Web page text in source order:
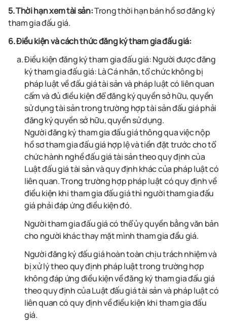
5. Thời hạn xem tài sản:Trong thời hạn bán hồ sơ đăng ký
tham gia đấu giá.
6. Điều kiện và cách thức đăng ký tham gia đấu giá:
Điều kiện đăng ký tham gia đấu giá: Người được đăng
ký tham gia đấu giá: Là Cá nhân, tổ chức không bị
pháp luật về đấu giá tài sản và pháp luật có liên quan
cấm và đủ điều kiện để đăng ký quyền sở hữu, quyền
sử dụng tài sản trong trường hợp tài sản đấu giá phải
đăng ký quyền sở hữu, quyền sử dụng.
Người đăng ký tham gia đấu giá thông qua việc nộp
hồ sơ tham gia đấu giá hợp lệ và tiền đặt trước cho tổ
chức hành nghề đấu giá tài sản theo quy định của
Luật đấu giá tài sản và quy định khác của pháp luật có
liên quan. Trong trường hợp pháp luật có quy định về
điều kiện khi tham gia đấu giá thì người tham gia đấu
giá phải đáp ứng điều kiện đó.
Người tham gia đấu giá có thể ủy quyền bằng văn bản
cho người khác thay mặt mình tham gia đầu giá.
Người đăng ký đấu giá hoàn toàn chịu trách nhiệm và
bị xử lý theo quy định pháp luật trong trường hợp
không đáp ứng điều kiện về đăng ký tham gia đấu giá
theo quy định của Luật đấu giá tài sản và pháp luật có
liên quan có quy định về điều kiện khi tham gia đấu
giá.